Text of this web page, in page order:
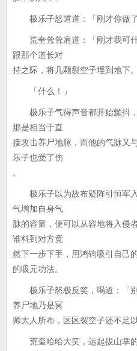
极乐子怒道道：「刚才你做了
荒奎耸耸肩道：「刚才我可什
跟那个道长对
持之际，将几颗裂空子埋到地下。
「什么！」
极乐子气得声音都开始颤抖，
那是相当于直
接攻击养尸地脉，而他的气脉又
乐子也受了伤
。
极乐子以为故布疑阵引恒军入
气增加自身气
脉的容量，便可以从容地将入侵
谁料到对方竟
然下一步下手，用鸿钧吸引自己
的吸元功法。
极乐子怒极反笑，喝道：「别
养尸地乃是冥
师大人所布，区区裂空子还不足
荒奎哈哈大笑，运起拔山掌的